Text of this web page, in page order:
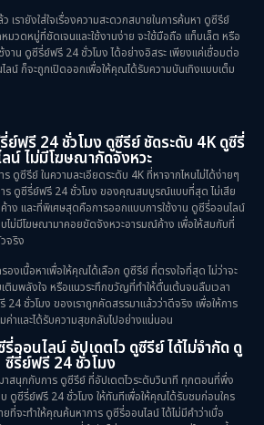
เรายังใส่ใจเรื่องความสะดวกสบายในการค้นหา ดูซีรีย์
วดหมู่ที่ชัดเจนและใช้งานง่าย จะใช้มือถือ แท็บเล็ต หรือ
งาน ดูซีรี่ย์ฟรี 24 ชั่วโมง ได้อย่างอิสระ เพียงแค่เชื่อมต่อ
ลน์ ก็จะถูกเปิดออกเพื่อให้คุณได้รับความบันเทิงแบบเต็ม
ฟรี 24 ชั่วโมง ดูซีรีย์ ชัดระดับ 4K ดูซีรี่
น์ ไม่มีโฆษณากัดจังหวะ
ดูซีรีย์ ในความละเอียดระดับ 4K ที่หาจากไหนไม่ได้ง่ายๆ
าร ดูซีรี่ย์ฟรี 24 ชั่วโมง ของคุณสมบูรณ์แบบที่สุด ไม่เสีย
ง และที่พิเศษสุดคือการออกแบบการใช้งาน ดูซีรี่ออนไลน์
ไม่มีโฆษณามาคอยขัดจังหวะอารมณ์ค้าง เพื่อให้สมกับที่
จริง
องเนื้อหาเพื่อให้คุณได้เลือก ดูซีรีย์ ที่ตรงใจที่สุด ไม่ว่าจะ
ติมพลังใจ หรือแนวระทึกขวัญที่ทำให้ตื่นเต้นจนลืมเวลา
ชั่วโมง ของเราถูกคัดสรรมาแล้วว่าดีจริง เพื่อให้การ
าและได้รับความสุขกลับไปอย่างแน่นอน
ออนไลน์ อัปเดตไว ดูซีรีย์ ได้ไม่จำกัด ดู
ซีรี่ย์ฟรี 24 ชั่วโมง
สนุกกับการ ดูซีรีย์ ที่อัปเดตไวระดับวินาที ทุกตอนที่พึ่ง
ดูซีรี่ย์ฟรี 24 ชั่วโมง ให้ทันทีเพื่อให้คุณได้รับชมก่อนใคร
ที่จะทำให้คุณค้นหาการ ดูซีรี่ออนไลน์ ได้ไม่มีคำว่าเบื่อ